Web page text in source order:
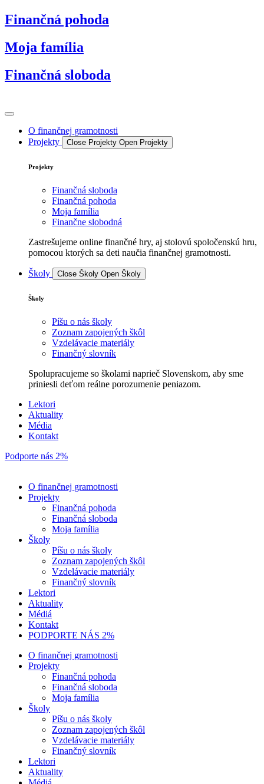
Preskočiť
na
Finančná pohoda
Moja família
Finančná sloboda
O finančnej gramotnosti
Projekty
Close Projekty Open Projekty
Projekty
Finančná sloboda
Finančná pohoda
Moja família
Finančne slobodná
Zastrešujeme online finančné hry, aj stolovú spoločenskú hru,
pomocou ktorých sa deti naučia finančnej gramotnosti.
Školy Close Školy Open Školy
Školy
Píšu o nás školy
Zoznam zapojených škôl
Vzdelávacie materiály
Finančný slovník
Spolupracujeme so školami naprieč Slovenskom, aby sme
priniesli deťom reálne porozumenie peniazom.
Lektori
Aktuality
Média
Kontakt
Podporte nás 2%
O finančnej gramotnosti
Projekty
Finančná pohoda
Finančná sloboda
Moja família
Školy
Píšu o nás školy
Zoznam zapojených škôl
Vzdelávacie materiály
Finančný slovník
Lektori
Aktuality
Médiá
Kontakt
PODPORTE NÁS 2%
O finančnej gramotnosti
Projekty
Finančná pohoda
Finančná sloboda
Moja família
Školy
Píšu o nás školy
Zoznam zapojených škôl
Vzdelávacie materiály
Finančný slovník
Lektori
Aktuality